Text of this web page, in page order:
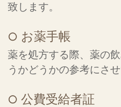
致します。
お薬手帳
薬を処方する際、薬の
うかどうかの参考にさせ
公費受給者証